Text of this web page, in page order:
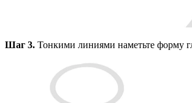
Шаг 3. Тонкими линиями наметьте форму